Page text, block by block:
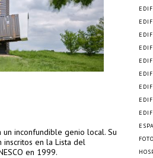
inconfundible genio local. Su
en la Lista del
en 1999.